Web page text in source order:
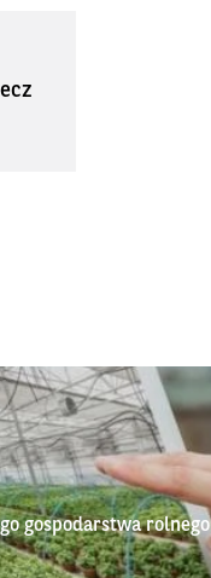
gospodarstwa rolnego